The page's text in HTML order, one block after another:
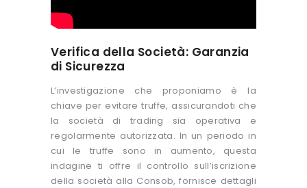
Verifica della Società: Garanzia
di Sicurezza
L’investigazione che proponiamo è la
chiave per evitare truffe, assicurandoti che
la società di trading sia operativa e
regolarmente autorizzata. In un periodo in
cui le truffe sono in aumento, questa
indagine ti offre il controllo sull’iscrizione
della società alla Consob, fornisce dettagli